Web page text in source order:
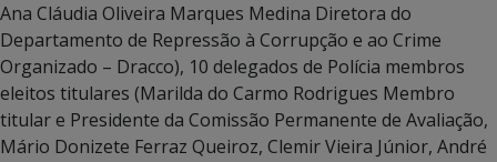
Ana Cláudia Oliveira Marques Medina Diretora do
Departamento de Repressão à Corrupção e ao Crime
Organizado – Dracco), 10 delegados de Polícia membros
eleitos titulares (Marilda do Carmo Rodrigues Membro
titular e Presidente da Comissão Permanente de Avaliação,
Mário Donizete Ferraz Queiroz, Clemir Vieira Júnior, André